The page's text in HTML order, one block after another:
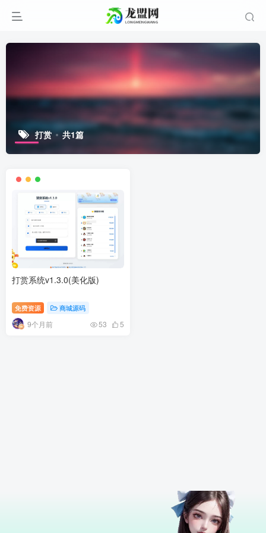
打赏 共1篇
打赏系统v1.3.0(美化版)
免费资源 商城源码
9个月前 53 5